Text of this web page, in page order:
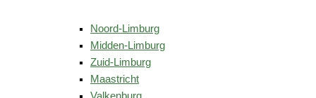
Noord-Limburg
Midden-Limburg
Zuid-Limburg
Maastricht